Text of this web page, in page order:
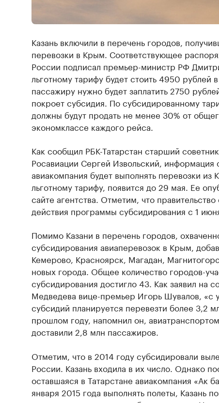
Казань включили в перечень городов,
перевозки в Крым. Соответствующее
России подписал премьер-министр РФ
льготному тарифу будет стоить 4950 рублей
пассажиру нужно будет заплатить 2750
покроет субсидия. По субсидированному
должны будут продать не менее 30% от
экономклассе каждого рейса.
Как сообщил РБК-Татарстан старший
Росавиации Сергей Извольский, информация
авиакомпания будет выполнять перевозки из
льготному тарифу, появится до 29 мая. Ее
сайте агентства. Отметим, что
действия программы субсидирования с 1
Помимо Казани в перечень городов,
субсидирования авиаперевозок в Крым,
Кемерово, Красноярск, Магадан,
новых города. Общее количество городов-
субсидирования достигло 43. Как заявил на
Медведева вице-премьер Игорь Шувалов, «с
субсидий планируется перевезти более 3,2
прошлом году, напомнил он,
доставили 2,8 млн пассажиров.
Отметим, что в 2014 году субсидировали
России. Казань входила в их число. Однако
оставшаяся в Татарстане авиакомпания «Ак
января 2015 года выполнять полеты, Казань